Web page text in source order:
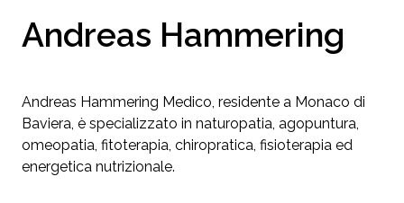
Andreas Hammering
Andreas Hammering Medico, residente a Monaco di
Baviera, è specializzato in naturopatia, agopuntura,
omeopatia, fitoterapia, chiropratica, fisioterapia ed
energetica nutrizionale.